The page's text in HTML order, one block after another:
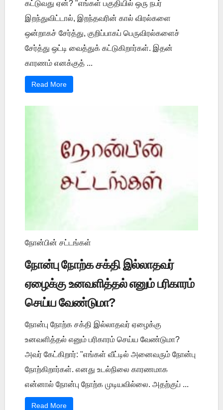
கட்டுவது ஏன்? "எங்கள் பகுதியில் ஒரு நபர்
இறந்துவிட்டால், இறந்தவரின் கால் விரல்களை
ஒன்றாகச் சேர்த்து, குறிப்பாகப் பெருவிரல்களைச்
சேர்த்து ஒட்டி வைத்துக் கட்டுகிறார்கள். இதன்
காரணம் எனக்குத் ...
Read More
நோன்பின் சட்டங்கள்
நோன்பு நோற்க சக்தி இல்லாதவர்
ஏழைக்கு உனவளித்தல் எனும் பரிகாரம்
செய்ய வேண்டுமா?
நோன்பு நோற்க சக்தி இல்லாதவர் ஏழைக்கு
உனவளித்தல் எனும் பரிகாரம் செய்ய வேண்டுமா?
அவர் கேட்கிறார்: "எங்கள் வீட்டில் அனைவரும் நோன்பு
நோற்கிறார்கள். எனது உடல்நிலை காரணமாக
என்னால் நோன்பு நோற்க முடியவில்லை. அதற்குப் ...
Read More